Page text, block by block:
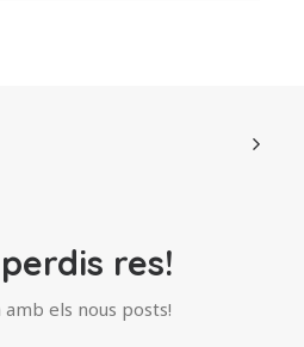
res!
amb els nous posts!